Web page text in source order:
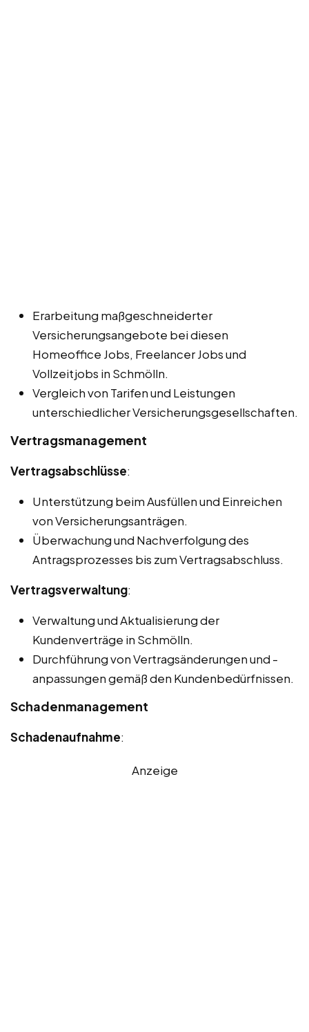
Erarbeitung maßgeschneiderter
Versicherungsangebote bei diesen
Homeoffice Jobs, Freelancer Jobs und
Vollzeitjobs in Schmölln.
Vergleich von Tarifen und Leistungen
unterschiedlicher Versicherungsgesellschaften.
Vertragsmanagement
Vertragsabschlüsse:
Unterstützung beim Ausfüllen und Einreichen
von Versicherungsanträgen.
Überwachung und Nachverfolgung des
Antragsprozesses bis zum Vertragsabschluss.
Vertragsverwaltung:
Verwaltung und Aktualisierung der
Kundenverträge in Schmölln.
Durchführung von Vertragsänderungen und -
anpassungen gemäß den Kundenbedürfnissen.
Schadenmanagement
Schadenaufnahme:
Anzeige